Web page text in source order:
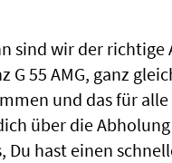
sind wir der
G 55 AMG, ganz
und das für
über die
hast einen